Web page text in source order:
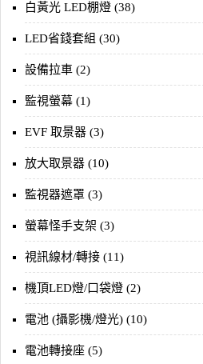
白黃光 LED棚燈 (38)
LED省錢套組 (30)
設備拉車 (2)
監視螢幕 (1)
EVF 取景器 (3)
放大取景器 (10)
監視器遮罩 (3)
螢幕怪手支架 (3)
視訊線材/轉接 (11)
機頂LED燈/口袋燈 (2)
電池 (攝影機/燈光) (10)
電池轉接座 (5)